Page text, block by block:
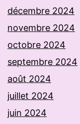
décembre 2024
novembre 2024
octobre 2024
septembre 2024
août 2024
juillet 2024
juin 2024